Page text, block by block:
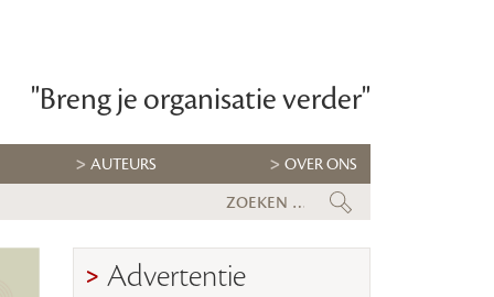
"Breng je organisatie verder"
AUTEURS OVER ONS
klaar voor?
Advertentie